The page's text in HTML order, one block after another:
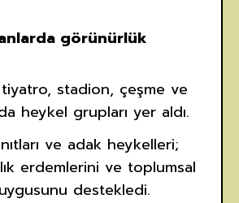
görünürlük
stadion, çeşme ve
heykel grupları yer aldı.
ve adak heykelleri;
erdemlerini ve toplumsal
destekledi.